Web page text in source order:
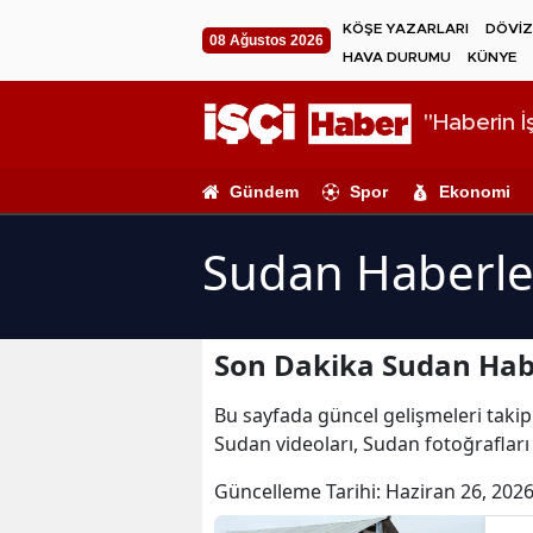
08 Ağustos 2026
KÖŞE YAZARLARI
HAVA DURUMU
KÜNYE
"Haberin
Gündem Spor Ekonomi
Sudan
Son Dakika Sudan
Bu sayfada güncel gelişmeleri
Sudan videoları, Sudan
Güncelleme Tarihi: Haziran 26,